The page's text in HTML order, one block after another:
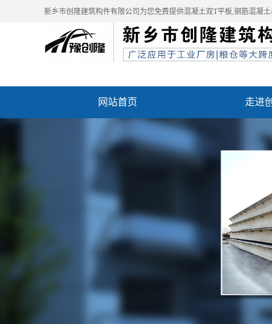
新乡市创隆建筑构件有限公司为您免费提供混凝土双T平板,钢筋混凝
网站首页 走进
资质荣誉 成功